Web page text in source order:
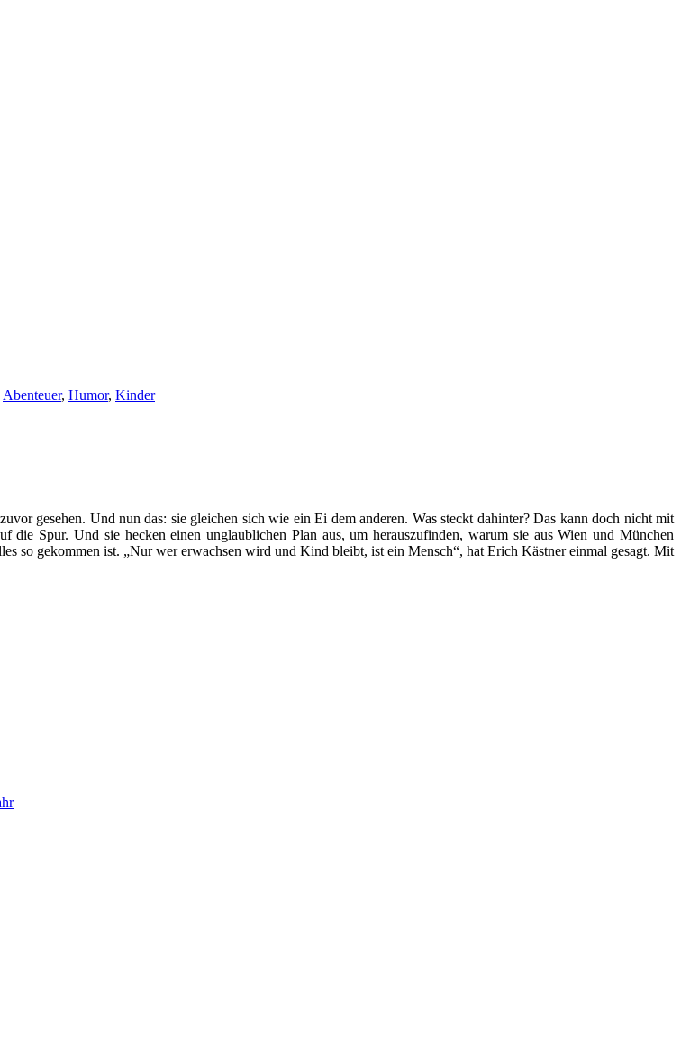
Abenteuer, Humor, Kinder
gesehen. Und nun das: sie gleichen sich wie ein Ei dem anderen. Was steckt dahinter? Das kann doch nicht mit
Spur. Und sie hecken einen unglaublichen Plan aus, um herauszufinden, warum sie aus Wien und München
so gekommen ist. „Nur wer erwachsen wird und Kind bleibt, ist ein Mensch“, hat Erich Kästner einmal gesagt. Mit